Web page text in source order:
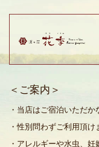
＜ご案内＞
・当店はご宿泊いただか
・性別問わずご利用頂け
・アレルギーや水虫、